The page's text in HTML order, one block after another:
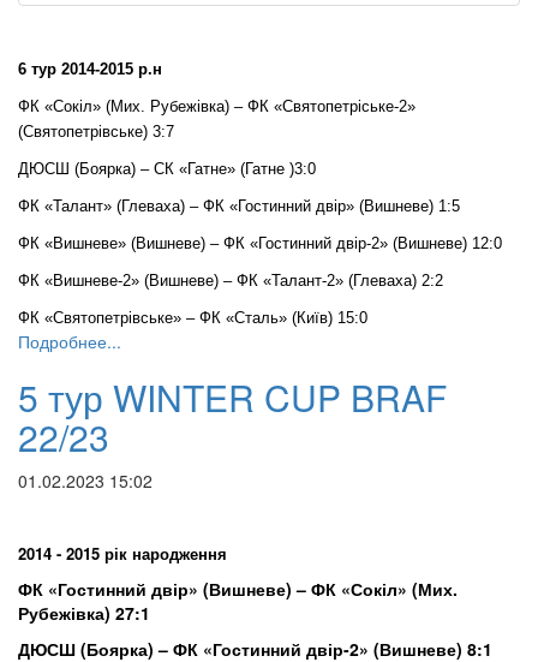
6 тур 2014-2015 р.н
ФК «Сокіл» (Мих. Рубежівка) – ФК «Святопетріське-2»
(Святопетрівське) 3:7
ДЮСШ (Боярка) – СК «Гатне» (Гатне )3:0
ФК «Талант» (Глеваха) – ФК «Гостинний двір» (Вишневе) 1:5
ФК «Вишневе» (Вишневе) – ФК «Гостинний двір-2» (Вишневе) 12:0
ФК «Вишневе-2» (Вишневе) – ФК «Талант-2» (Глеваха) 2:2
ФК «Святопетрівське» – ФК «Сталь» (Київ) 15:0
Подробнее...
5 тур WINTER CUP BRAF
22/23
01.02.2023 15:02
2014 - 2015 рік народження
ФК «Гостинний двір» (Вишневе) – ФК «Сокіл» (Мих.
Рубежівка) 27:1
ДЮСШ (Боярка) – ФК «Гостинний двір-2» (Вишневе) 8:1